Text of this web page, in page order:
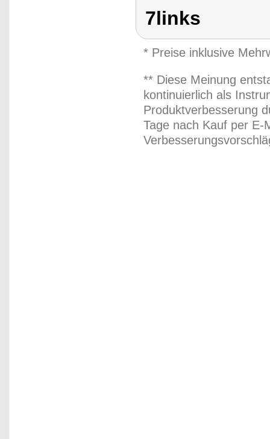
7links
* Preise inklusive
** Diese Meinung
kontinuierlich als
Produktverbesserung
Tage nach Kauf per E-